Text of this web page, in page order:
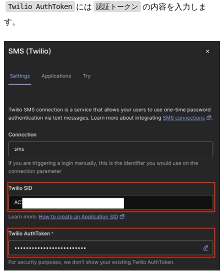
Twilio AuthToken には 認証トークン
の内容を入力しま
す。